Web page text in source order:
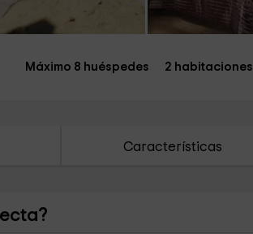
Máximo 8 huéspedes 2 habitaciones
Características